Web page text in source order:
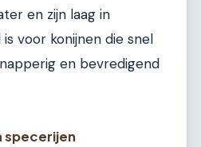
en zijn laag in
voor konijnen die snel
en bevredigend
specerijen